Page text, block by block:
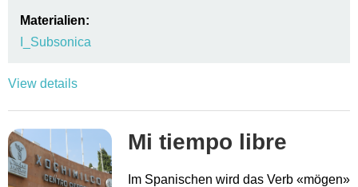
Materialien:
I_Subsonica
View details
Mi tiempo libre
Im Spanischen wird das Verb «mögen»